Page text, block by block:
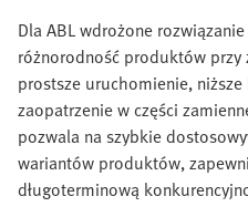
Dla ABL wdrożone
różnorodność produktów przy
prostsze uruchomienie,
zaopatrzenie w części
pozwala na szybkie
wariantów produktów,
długoterminową